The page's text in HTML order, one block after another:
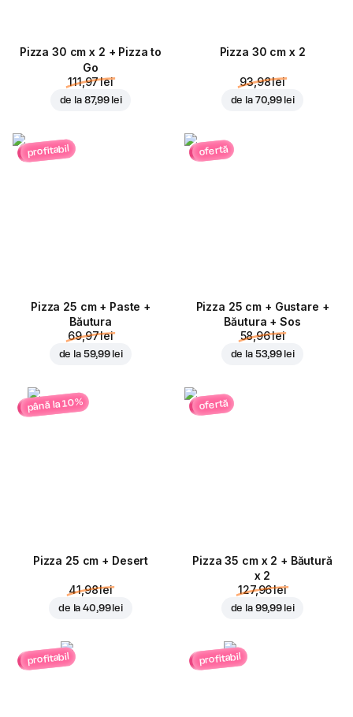
Pizza 30 cm x 2 + Pizza to
Go
111,97 lei
de la 87,99 lei
Pizza 30 cm x 2
93,98 lei
de la 70,99 lei
profitabil
Pizza 25 cm + Paste +
Băutura
69,97 lei
de la 59,99 lei
ofertă
Pizza 25 cm + Gustare +
Băutura + Sos
58,96 lei
de la 53,99 lei
până la 10%
Pizza 25 cm + Desert
41,98 lei
de la40,99 lei
ofertă
Pizza 35 cm x 2 + Băutură
x 2
127,96 lei
de la 99,99 lei
profitabil profitabil